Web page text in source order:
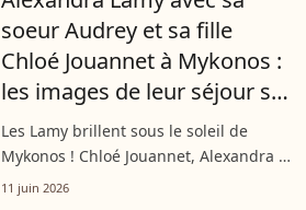
d'Alexandra...
soeur Audrey et sa fille
Chloé Jouannet à Mykonos :
les images de leur séjour sur
l'île la plus jet-set de Grèce
Les Lamy brillent sous le soleil de
Mykonos ! Chloé Jouannet, Alexandra et
Audrey Lamy ont partagé des moments
11 juin 2026